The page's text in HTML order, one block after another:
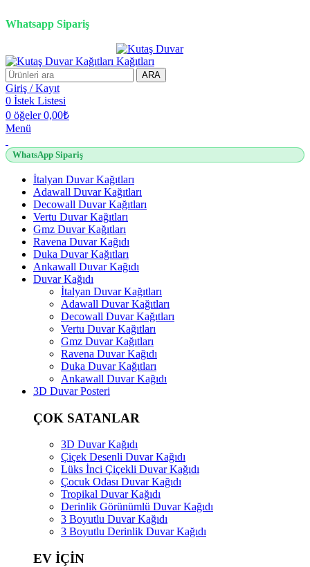
Whatsapp Sipariş
ARA
Giriş / Kayıt
0 İstek Listesi
0 öğeler 0,00₺
Menü
WhatsApp Sipariş
İtalyan Duvar Kağıtları
Adawall Duvar Kağıtları
Decowall Duvar Kağıtları
Vertu Duvar Kağıtları
Gmz Duvar Kağıtları
Ravena Duvar Kağıdı
Duka Duvar Kağıtları
Ankawall Duvar Kağıdı
Duvar Kağıdı
İtalyan Duvar Kağıtları
Adawall Duvar Kağıtları
Decowall Duvar Kağıtları
Vertu Duvar Kağıtları
Gmz Duvar Kağıtları
Ravena Duvar Kağıdı
Duka Duvar Kağıtları
Ankawall Duvar Kağıdı
3D Duvar Posteri
ÇOK SATANLAR
3D Duvar Kağıdı
Çiçek Desenli Duvar Kağıdı
Lüks İnci Çiçekli Duvar Kağıdı
Çocuk Odası Duvar Kağıdı
Tropikal Duvar Kağıdı
Derinlik Görünümlü Duvar Kağıdı
3 Boyutlu Duvar Kağıdı
3 Boyutlu Derinlik Duvar Kağıdı
EV İÇİN